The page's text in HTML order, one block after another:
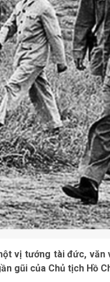
vị tướng tài đức,
gũi của Chủ tịch Hồ